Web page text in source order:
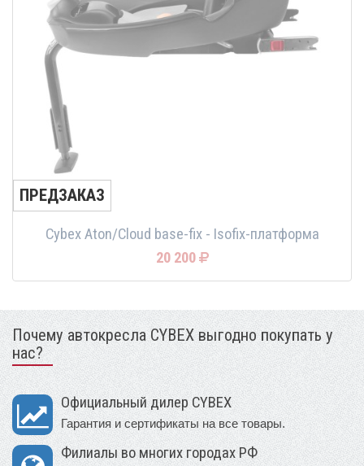
ПРЕДЗАКАЗ
Cybex Aton/Cloud base-fix - Isofix-платформа
20 200
Почему автокресла CYBEX выгодно покупать у
нас?
Официальный дилер CYBEX
Гарантия и сертификаты на все товары.
Филиалы во многих городах РФ